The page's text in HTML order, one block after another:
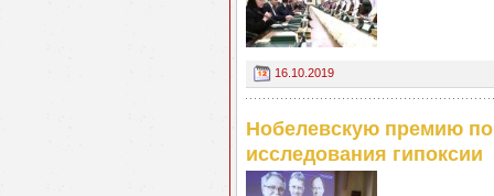
16.10.2019
Нобелевскую премию
исследования гипоксии